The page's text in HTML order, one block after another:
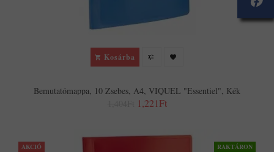
Kosárba
Bemutatómappa, 10 Zsebes, A4, VIQUEL "Essentiel", Kék
1,221Ft
AKCIÓ RAKTÁRON